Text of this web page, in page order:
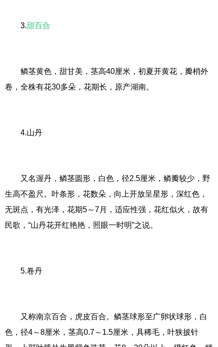
3.甜百合
鳞茎黄色，甜甘美，茎高40厘米，初夏开黄花，瓣梢外
卷，全株有花30多朵，花期长，原产湖南。
4.山丹
又名渥丹，鳞茎圆形，白色，径2.5厘米，鳞瓣较少，野
生高不盈尺。叶条形，花数朵，向上开放呈星形，深红色，
无斑点，有光泽，花期5～7月，适应性强，花红似火，故有
民歌，“山丹花开红艳艳，照眼一时明”之说。
5.卷丹
又称南京百合，虎皮百合。鳞茎球形至广卵状球形，白
色，径4～8厘米，茎高0.7～1.5厘米，具稀毛，叶狭披针